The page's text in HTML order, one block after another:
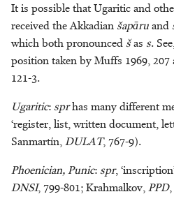
Arian Verheij
Alice Wood
It is possible that Ugaritic and
received the Akkadian šapāruand
which both pronounced šas s.
position taken by Muffs 1969,
121-3.
Ugaritic: sprhas many different
‘register, list, written document,
Sanmartín,DULAT, 767-9).
Phoenician, Punic: spr,
DNSI, 799-801; Krahmalkov,PPD